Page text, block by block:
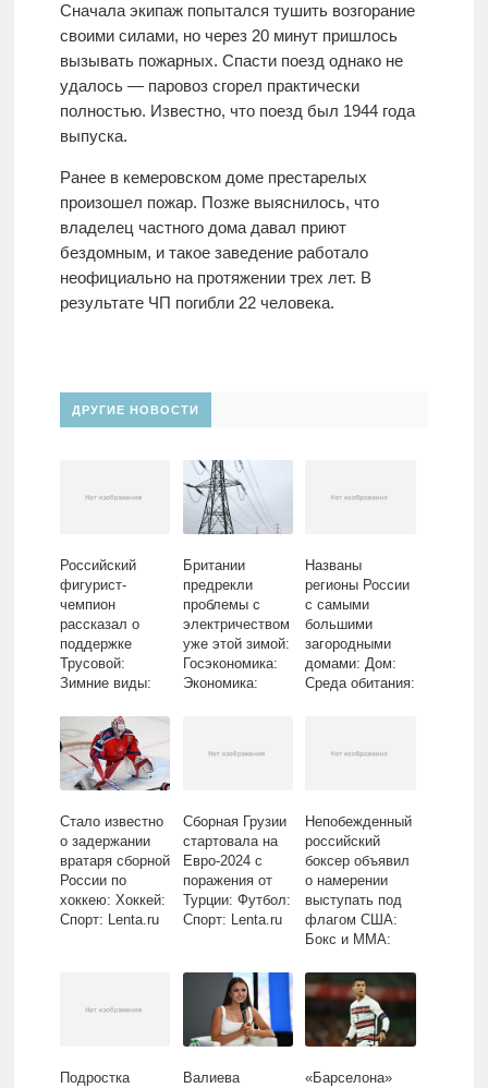
Сначала экипаж попытался тушить возгорание
своими силами, но через 20 минут пришлось
вызывать пожарных. Спасти поезд однако не
удалось — паровоз сгорел практически
полностью. Известно, что поезд был 1944 года
выпуска.
Ранее в кемеровском доме престарелых
произошел пожар. Позже выяснилось, что
владелец частного дома давал приют
бездомным, и такое заведение работало
неофициально на протяжении трех лет. В
результате ЧП погибли 22 человека.
ДРУГИЕ НОВОСТИ
Российский
фигурист-
чемпион
рассказал о
поддержке
Трусовой:
Зимние виды:
Британии
предрекли
проблемы с
электричеством
уже этой зимой:
Госэкономика:
Экономика:
Названы
регионы России
с самыми
большими
загородными
домами: Дом:
Среда обитания:
Стало известно
о задержании
вратаря сборной
России по
хоккею: Хоккей:
Спорт: Lenta.ru
Сборная Грузии
стартовала на
Евро-2024 с
поражения от
Турции: Футбол:
Спорт: Lenta.ru
Непобежденный
российский
боксер объявил
о намерении
выступать под
флагом США:
Бокс и ММА:
Подростка
Валиева
«Барселона»